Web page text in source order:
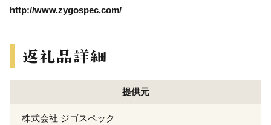
http://www.zygospec.com/
提供元
株式会社 ジゴスペック